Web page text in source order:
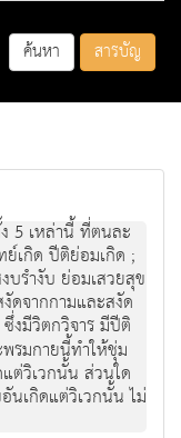
ค้นหา สารบัญ
5 เหล่านี้ ที่ตนละ
ย์เกิด ปีติย่อมเกิด ;
บรำงับ ย่อมเสวยสุข
ดจากกามและสงัด
ซึ่งมีวิตกวิจาร มีปีติ
รมกายนี้ทำให้ชุ่ม
ต่วิเวกนั้น ส่วนใด
เกิดแต่วิเวกนั้น ไม่